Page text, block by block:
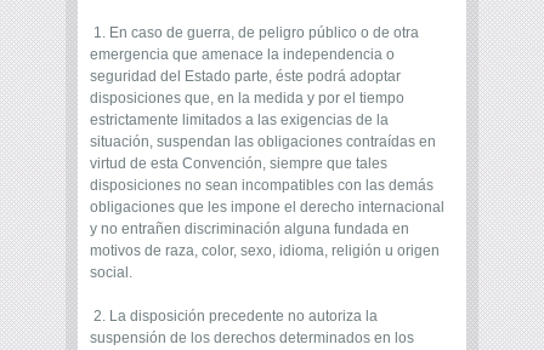
1. En caso de guerra, de peligro público o de otra
emergencia que amenace la independencia o
seguridad del Estado parte, éste podrá adoptar
disposiciones que, en la medida y por el tiempo
estrictamente limitados a las exigencias de la
situación, suspendan las obligaciones contraídas en
virtud de esta Convención, siempre que tales
disposiciones no sean incompatibles con las demás
obligaciones que les impone el derecho internacional
y no entrañen discriminación alguna fundada en
motivos de raza, color, sexo, idioma, religión u origen
social.
2. La disposición precedente no autoriza la
suspensión de los derechos determinados en los